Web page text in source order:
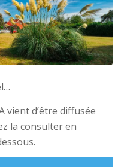
vient d’être diffusée
la consulter en